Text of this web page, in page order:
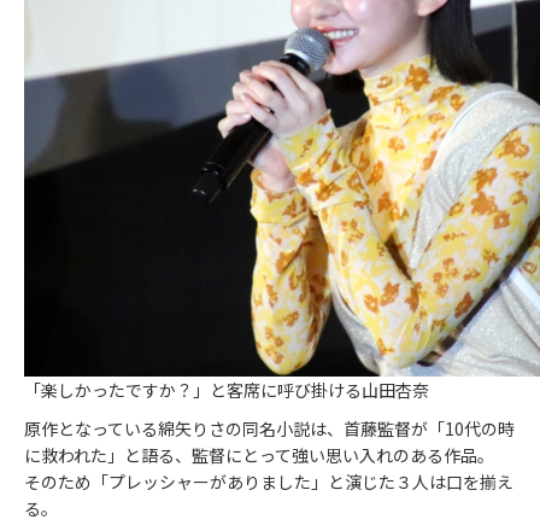
「楽しかったですか？」と客席に呼び掛ける山田杏奈
原作となっている綿矢りさの同名小説は、首藤監督が「10代の時
に救われた」と語る、監督にとって強い思い入れのある作品。
そのため「プレッシャーがありました」と演じた３人は口を揃え
る。